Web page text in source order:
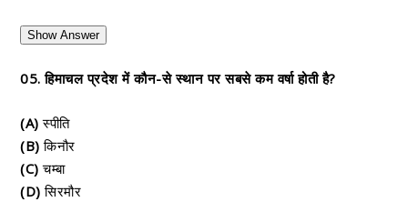
Show Answer
05. हिमाचल प्रदेश में कौन-से स्थान पर सबसे कम वर्षा होती है?
(A) स्पीति
(B) किनौर
(C) चम्बा
(D) सिरमौर